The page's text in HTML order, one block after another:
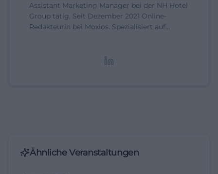
Assistant Marketing Manager bei der NH Hotel
Group tätig. Seit Dezember 2021 Online-
Redakteurin bei Moxios. Spezialisiert auf
Ähnliche Veranstaltungen